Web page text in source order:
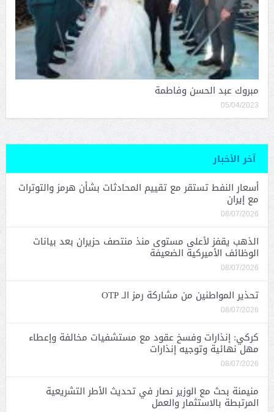
مبروك عبد الحسن وفاطمة
05/04/2023
آخر الأخبار
أسعار النفط تستقر مع تقييم المحادثات بشأن هرمز والتوترات
مع إيران
08/07/2026
الذهب يقفز لأعلى مستوى منذ منتصف حزيران بعد بيانات
الوظائف الأميركية الضعيفة
08/07/2026
تحذير المواطنين من مشاركة رمز الـ OTP
08/07/2026
كركي: إنذارات وفسخ عقود مع مستشفيات مخالفة وإعطاء
مهل نهائية وتوجيه إنذارات
08/07/2026
منيمنة بحث مع الوزير نصار في تحديث الأطر التشريعية
المرتبطة بالاستثمار والعمل